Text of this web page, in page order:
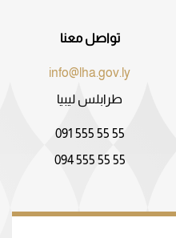
تواصل معنا
info@lha.gov.ly
طرابلس ليبيا
091 555 55 55
094 555 55 55